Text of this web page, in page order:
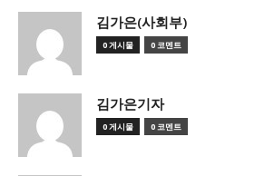
김가은(사회부)
0 게시물 0 코멘트
김가은기자
0 게시물 0 코멘트